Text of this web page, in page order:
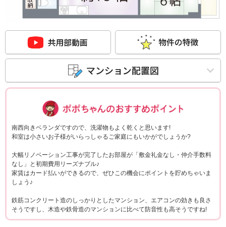
南西向きベランダですので、洗濯物もよく乾くと思います!
和室は小さいお子様がいらっしゃるご家庭にもいかがでしょうか?
大幅リノベーション工事が完了したお部屋が「敷金礼金なし・仲介手数料
なし」と初期費用リーズナブル♪
家賃はカード払いができるので、ぜひこの機会にポイントを貯めちゃいま
しょう♪
鉄筋コンクリート造のしっかりとしたマンション、エアコンの効きも良さ
そうですし、木造や鉄骨造のマンションに比べて防音性も高そうですね!